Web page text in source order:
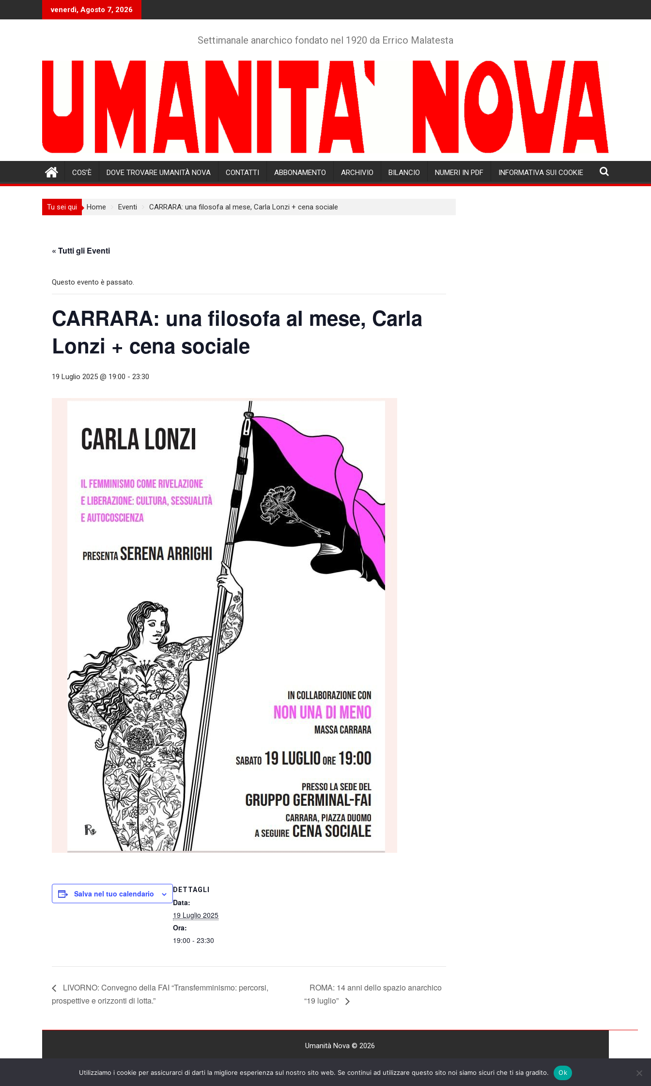
venerdì, Agosto 7, 2026
Settimanale anarchico fondato nel 1920 da Errico Malatesta
COS’È DOVE TROVARE UMANITÀ NOVA CONTATTI ABBONAMENTO ARCHIVIO BILANCIO NUMERI IN PDF INFORMATIVA SUI COOKIE
Tu sei qui Home Eventi CARRARA: una filosofa al mese, Carla Lonzi + cena sociale
« Tutti gli Eventi
Questo evento è passato.
CARRARA: una filosofa al mese, Carla
Lonzi + cena sociale
19 Luglio 2025 @ 19:00 - 23:30
Salva nel tuo calendario DETTAGLI
Data:
19 Luglio 2025
Ora:
19:00 - 23:30
LIVORNO: Convegno della FAI “Transfemminismo: percorsi,
prospettive e orizzonti di lotta.”
ROMA: 14 anni dello spazio anarchico
“19 luglio”
Umanità Nova © 2026
Utilizziamo i cookie per assicurarci di darti la migliore esperienza sul nostro sito web. Se continui ad utilizzare questo sito noi siamo sicuri che ti sia gradito. Ok